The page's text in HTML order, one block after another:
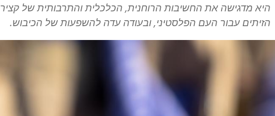
היא מדגישה את החשיבות הרוחנית, הכלכלית והתרבותית של קציר
הזיתים עבור העם הפלסטיני, ובעודה עדה להשפעות של הכיבוש.